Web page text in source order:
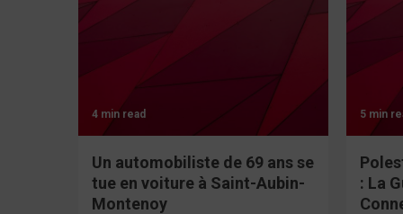
4 min read
Un automobiliste de 69 ans se
tue en voiture à Saint-Aubin-
Montenoy
5 min
: La